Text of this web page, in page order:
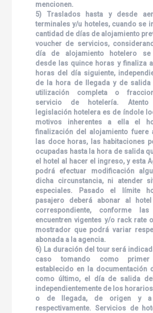
mencionen.
5) Traslados hasta y desde
terminales y/u hoteles, cuando se
cantidad de días de alojamiento
voucher de servicios,
día de alojamiento hotelero se
desde las quince horas y finaliza
horas del día siguiente,
de la hora de llegada y de
utilización completa o
servicio de hotelería.
legislación hotelera es de índole
motivos inherentes a ella el
finalización del alojamiento fuere
las doce horas, las habitaciones
ocupadas hasta la hora de salida
el hotel al hacer el ingreso, y esta
podrá efectuar modificación
dicha circunstancia, ni atender
especiales. Pasado el límite
pasajero deberá abonar al
correspondiente, conforme
encuentren vigentes y/o rack rate
mostrador que podrá variar
abonada a la agencia.
6) La duración del tour será
caso tomando como
establecido en la documentación
como último, el día de salida
independientemente de los
o de llegada, de origen y a
respectivamente. Servicios de